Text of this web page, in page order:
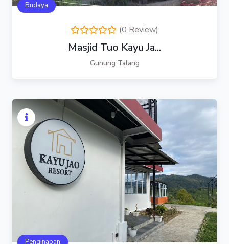
Budaya
(0 Review)
Masjid Tuo Kayu Ja...
Gunung Talang
Penginapan